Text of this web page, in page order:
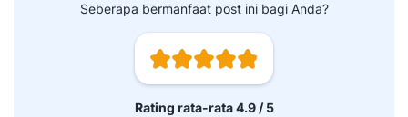
Seberapa bermanfaat post ini bagi Anda?
Rating rata-rata 4.9 / 5